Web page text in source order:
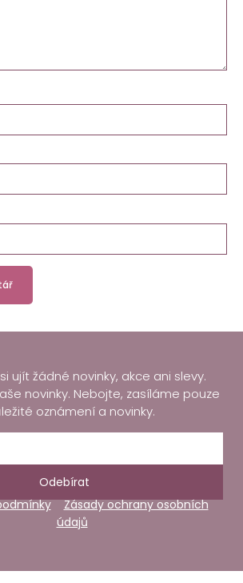
ujít žádné novinky, akce ani slevy.
novinky. Nebojte, zasíláme pouze
oznámení a novinky.
Odebírat
Zásady ochrany osobních
údajů